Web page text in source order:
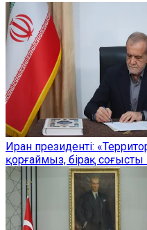
Иран президенті:
қорғаймыз, бірақ соғысты